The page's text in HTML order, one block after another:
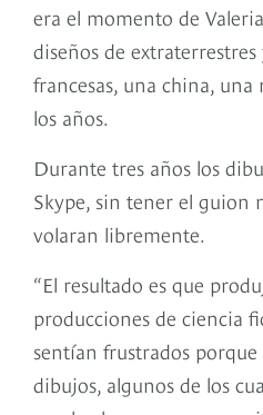
era el momento de
diseños de
francesas, una china,
los años.
Durante tres años los
Skype, sin tener el
volaran libremente.
“El resultado es que
producciones de ciencia
sentían frustrados
dibujos, algunos de los